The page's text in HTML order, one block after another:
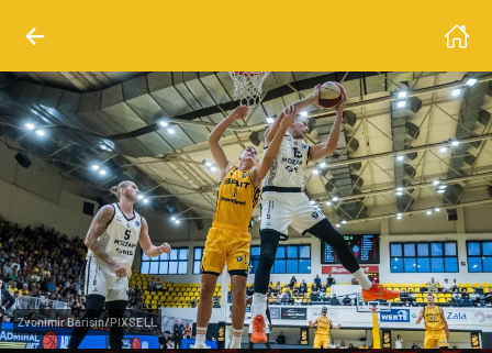
Zvonimir Barisin/PIXSELL